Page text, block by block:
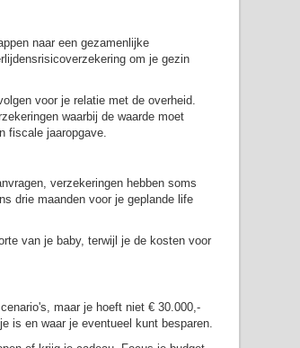
naar een gezamenlijke
om je gezin
voor je relatie met de overheid.
waarbij de waarde moet
fiscale jaaropgave.
verzekeringen hebben soms
drie maanden voor je geplande life
van je baby, terwijl je de kosten voor
maar je hoeft niet € 30.000,-
is en waar je eventueel kunt besparen.